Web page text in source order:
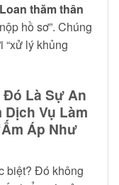
thăm thân
hồ sơ”. Chúng
“xử lý khủng
Đó Là Sự An
Vụ Làm
Áp Như
biệt? Đó không